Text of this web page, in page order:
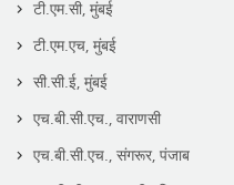
टी.एम.सी, मुंबई
टी.एम.एच, मुंबई
सी.सी.ई, मुंबई
एच.बी.सी.एच., वाराणसी
एच.बी.सी.एच., संगरूर, पंजाब